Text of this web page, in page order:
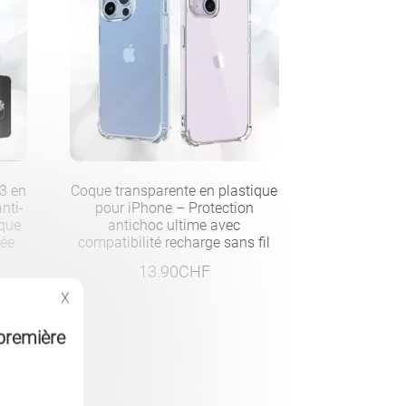
en
Coque transparente en plastique
pour iPhone – Protection
antichoc ultime avec
compatibilité recharge sans fil
13.90CHF
X